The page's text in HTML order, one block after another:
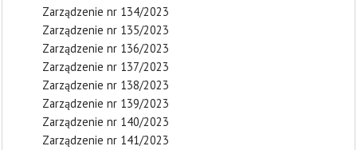
Zarządzenie nr 134/2023
Zarządzenie nr 135/2023
Zarządzenie nr 136/2023
Zarządzenie nr 137/2023
Zarządzenie nr 138/2023
Zarządzenie nr 139/2023
Zarządzenie nr 140/2023
Zarządzenie nr 141/2023